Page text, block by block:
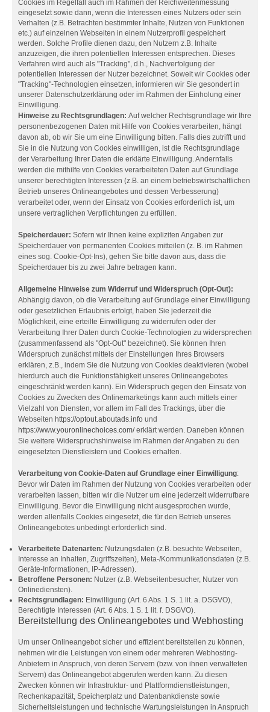
Cookies im Regelfall auch im Rahmen der Reichweitenmessung
eingesetzt sowie dann, wenn die Interessen eines Nutzers oder sein
Verhalten (z.B. Betrachten bestimmter Inhalte, Nutzen von Funktionen
etc.) auf einzelnen Webseiten in einem Nutzerprofil gespeichert
werden. Solche Profile dienen dazu, den Nutzern z.B. Inhalte
anzuzeigen, die ihren potentiellen Interessen entsprechen. Dieses
Verfahren wird auch als "Tracking", d.h., Nachverfolgung der
potentiellen Interessen der Nutzer bezeichnet. Soweit wir Cookies oder
"Tracking"-Technologien einsetzen, informieren wir Sie gesondert in
unserer Datenschutzerklärung oder im Rahmen der Einholung einer
Einwilligung.
Hinweise zu Rechtsgrundlagen: Auf welcher Rechtsgrundlage wir Ihre
personenbezogenen Daten mit Hilfe von Cookies verarbeiten, hängt
davon ab, ob wir Sie um eine Einwilligung bitten. Falls dies zutrifft und
Sie in die Nutzung von Cookies einwilligen, ist die Rechtsgrundlage
der Verarbeitung Ihrer Daten die erklärte Einwilligung. Andernfalls
werden die mithilfe von Cookies verarbeiteten Daten auf Grundlage
unserer berechtigten Interessen (z.B. an einem betriebswirtschaftlichen
Betrieb unseres Onlineangebotes und dessen Verbesserung)
verarbeitet oder, wenn der Einsatz von Cookies erforderlich ist, um
unsere vertraglichen Verpflichtungen zu erfüllen.
Speicherdauer: Sofern wir Ihnen keine expliziten Angaben zur
Speicherdauer von permanenten Cookies mitteilen (z. B. im Rahmen
eines sog. Cookie-Opt-Ins), gehen Sie bitte davon aus, dass die
Speicherdauer bis zu zwei Jahre betragen kann.
Allgemeine Hinweise zum Widerruf und Widerspruch (Opt-Out):
Abhängig davon, ob die Verarbeitung auf Grundlage einer Einwilligung
oder gesetzlichen Erlaubnis erfolgt, haben Sie jederzeit die
Möglichkeit, eine erteilte Einwilligung zu widerrufen oder der
Verarbeitung Ihrer Daten durch Cookie-Technologien zu widersprechen
(zusammenfassend als "Opt-Out" bezeichnet). Sie können Ihren
Widerspruch zunächst mittels der Einstellungen Ihres Browsers
erklären, z.B., indem Sie die Nutzung von Cookies deaktivieren (wobei
hierdurch auch die Funktionsfähigkeit unseres Onlineangebotes
eingeschränkt werden kann). Ein Widerspruch gegen den Einsatz von
Cookies zu Zwecken des Onlinemarketings kann auch mittels einer
Vielzahl von Diensten, vor allem im Fall des Trackings, über die
Webseiten https://optout.aboutads.info und
https://www.youronlinechoices.com/erklärt werden. Daneben können
Sie weitere Widerspruchshinweise im Rahmen der Angaben zu den
eingesetzten Dienstleistern und Cookies erhalten.
Verarbeitung von Cookie-Daten auf Grundlage einer Einwilligung:
Bevor wir Daten im Rahmen der Nutzung von Cookies verarbeiten oder
verarbeiten lassen, bitten wir die Nutzer um eine jederzeit widerrufbare
Einwilligung. Bevor die Einwilligung nicht ausgesprochen wurde,
werden allenfalls Cookies eingesetzt, die für den Betrieb unseres
Onlineangebotes unbedingt erforderlich sind.
Verarbeitete Datenarten: Nutzungsdaten (z.B. besuchte Webseiten,
Interesse an Inhalten, Zugriffszeiten), Meta-/Kommunikationsdaten (z.B.
Geräte-Informationen, IP-Adressen).
Betroffene Personen: Nutzer (z.B. Webseitenbesucher, Nutzer von
Onlinediensten).
Rechtsgrundlagen: Einwilligung (Art. 6 Abs. 1 S. 1 lit. a. DSGVO),
Berechtigte Interessen (Art. 6 Abs. 1 S. 1 lit. f. DSGVO).
Bereitstellung des Onlineangebotes und Webhosting
Um unser Onlineangebot sicher und effizient bereitstellen zu können,
nehmen wir die Leistungen von einem oder mehreren Webhosting-
Anbietern in Anspruch, von deren Servern (bzw. von ihnen verwalteten
Servern) das Onlineangebot abgerufen werden kann. Zu diesen
Zwecken können wir Infrastruktur- und Plattformdienstleistungen,
Rechenkapazität, Speicherplatz und Datenbankdienste sowie
Sicherheitsleistungen und technische Wartungsleistungen in Anspruch